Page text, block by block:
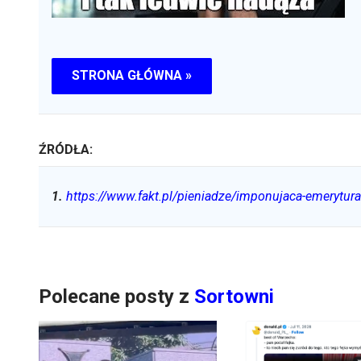
STRONA GŁÓWNA »
ŹRÓDŁA:
1. https://www.fakt.pl/pieniadze/imponujaca-
Polecane posty z Sortowni